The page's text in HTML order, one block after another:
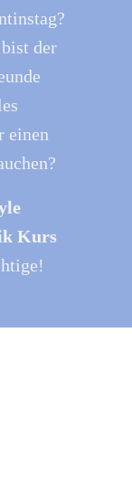
der
einen
Kurs